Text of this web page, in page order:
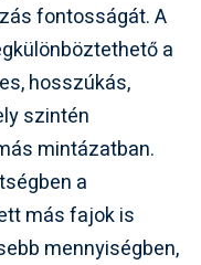
fontosságát. A
a
hosszúkás,
szintén
mintázatban.
a
más fajok is
mennyiségben,